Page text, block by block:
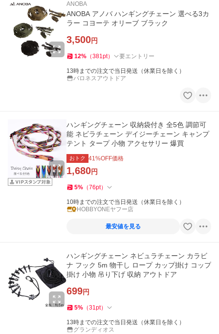
ANOBA
ANOBA アノバ ハンギングチェーン 選べる3カ
ラー コヨーテ オリーブ ブラック
3,500円
12% （381pt） 要エントリー
13時までの注文で当日発送（休業日を除く）
バロネスアウトドア
ハンギングチェーン 収納袋付き 全5色 調節可
能 ネビラチェーン デイジーチェーン キャンプ
テント タープ 小物 アクセサリー 爆買
おトク 41%OFF価格
1,680円
5% （76pt）
10時までの注文で当日発送（休業日を除く）
HOBBYONEヤフー店
最安値を見る
ハンギングチェーン ネビュラチェーン カラビ
ナ フック 5m 物干し ロープ カップ掛け コップ
掛け 小物 吊り下げ 収納 アウトドア
699円
5% （31pt）
13時までの注文で当日発送（休業日を除く）
グランディオス